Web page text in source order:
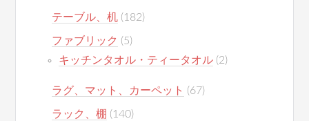
テーブル、机 (182)
ファブリック (5)
キッチンタオル・ティータオル (2)
ラグ、マット、カーペット (67)
ラック、棚 (140)